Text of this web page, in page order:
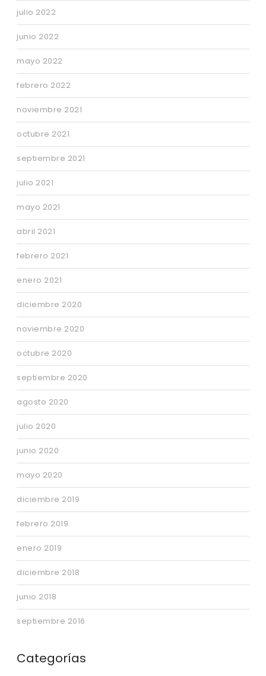
julio 2022
junio 2022
mayo 2022
febrero 2022
noviembre 2021
octubre 2021
septiembre 2021
julio 2021
mayo 2021
abril 2021
febrero 2021
enero 2021
diciembre 2020
noviembre 2020
octubre 2020
septiembre 2020
agosto 2020
julio 2020
junio 2020
mayo 2020
diciembre 2019
febrero 2019
enero 2019
diciembre 2018
junio 2018
septiembre 2016
Categorías